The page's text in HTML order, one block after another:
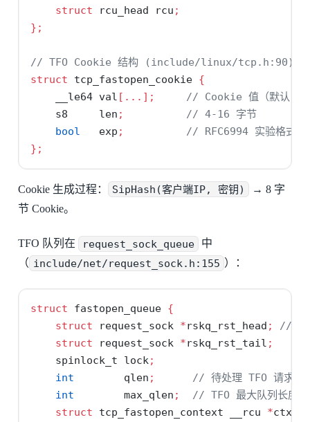
struct rcu_head rcu ;
};
// TFO Cookie 结构 (include/linux/tcp.h:90)
struct tcp_fastopen_cookie {
    __le64 val
[...];
// Cookie 值（默认 8
    s8     len
;
// 4-16 字节
bool
   exp
;
// RFC6994 实验格式
};
Cookie 生成过程： SipHash(客户端IP, 密钥)
→ 8 字
节 Cookie。
TFO 队列在 request_sock_queue
中
（ include/net/request_sock.h:155 ）：
struct fastopen_queue {
struct request_sock *rskq_rst_head ;
// 发
struct request_sock *rskq_rst_tail ;
    spinlock_t lock
;
int
        qlen
;
// 待处理 TFO 请求数
int
        max_qlen
;
// TFO 最大队列长度
struct tcp_fastopen_context __rcu *ctx